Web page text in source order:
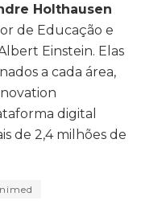
Holthausen
de Educação e
Einstein. Elas
a cada área,
digital
de 2,4 milhões de